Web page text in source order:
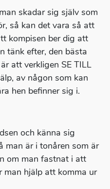
skadar sig själv som
så kan det vara så att
kompisen ber dig att
tänk efter, den bästa
att verkligen SE TILL
av någon som kan
hen befinner sig i.
och känna sig
man är i tonåren som är
om man fastnat i att
man hjälp att komma ur